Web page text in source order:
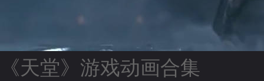
《天堂》游戏动画合集